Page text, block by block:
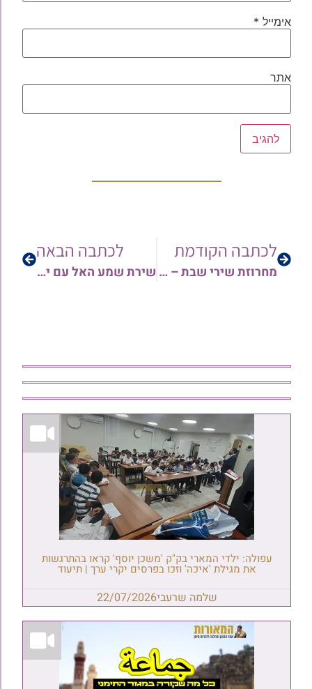
אימייל *
אתר
לכתבה הקודמת
מחרוזת שירי שבת – דיואן עם החזן ר' אדיר ושדי | האזנה עריבה!
לכתבה הבאה
שירת שמע האל עם ילדי תימן – צפו
עפולה: ילדי המארי בק"ק 'משכן יוסף' קראו בהתרגשות
את מגילת 'איכה' וזכו בפרסים יקרי ערך | תיעוד
שלמה שרעבי22/07/2026